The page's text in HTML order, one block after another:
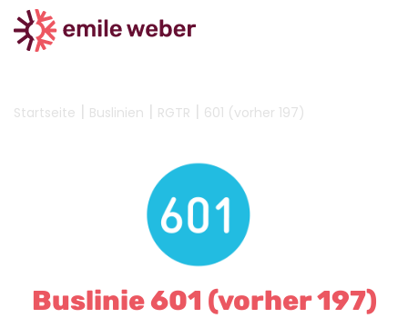
Startseite | Buslinien | RGTR | 601 (vorher 197)
Buslinie 601 (vorher 197)